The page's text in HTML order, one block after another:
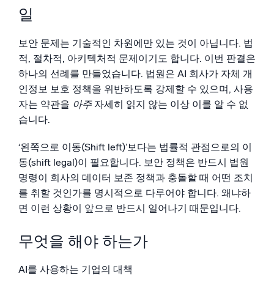
일
보안 문제는 기술적인 차원에만 있는 것이 아닙니다. 법
적, 절차적, 아키텍처적 문제이기도 합니다. 이번 판결은
하나의 선례를 만들었습니다. 법원은 AI 회사가 자체 개
인정보 보호 정책을 위반하도록 강제할 수 있으며, 사용
자는 약관을 아주자세히 읽지 않는 이상 이를 알 수 없
습니다.
‘왼쪽으로 이동(Shift left)’보다는 법률적 관점으로의 이
동(shift legal)이 필요합니다. 보안 정책은 반드시 법원
명령이 회사의 데이터 보존 정책과 충돌할 때 어떤 조치
를 취할 것인가를 명시적으로 다루어야 합니다. 왜냐하
면 이런 상황이 앞으로 반드시 일어나기 때문입니다.
무엇을 해야 하는가
AI를 사용하는 기업의 대책